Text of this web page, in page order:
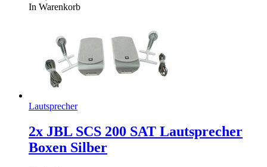
In Warenkorb
Lautsprecher
2x JBL SCS 200 SAT Lautsprecher
Boxen Silber